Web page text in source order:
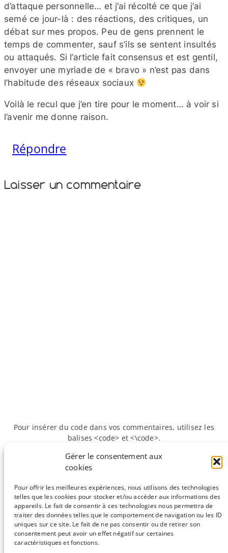
Gérer le consentement aux
cookies
Pour offrir les meilleures expériences, nous utilisons des technologies
telles que les cookies pour stocker et/ou accéder aux informations des
appareils. Le fait de consentir à ces technologies nous permettra de
traiter des données telles que le comportement de navigation ou les ID
uniques sur ce site. Le fait de ne pas consentir ou de retirer son
consentement peut avoir un effet négatif sur certaines
caractéristiques et fonctions.
d’attaque personnelle… et j’ai récolté ce que j’ai
semé ce jour-​là : des réactions, des critiques, un
débat sur mes propos. Peu de gens prennent le
temps de commenter, sauf s’ils se sentent insultés
ou attaqués. Si l’article fait consensus et est gentil,
envoyer une myriade de « bravo » n’est pas dans
l’habitude des réseaux sociaux
Voilà le recul que j’en tire pour le moment… à voir si
l’avenir me donne raison.
Répondre
Laisser un commentaire
Pour insérer du code dans vos commentaires, utilisez les
balises <code> et <\code>.
Le jeu de la vie —
biologie ?
CRCN-​CNRS 2025 »
Sauf mention contraire, tous les articles du blog sont sous licence